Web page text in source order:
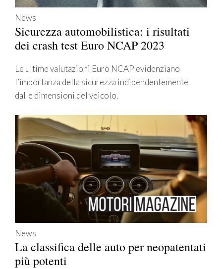
News
Sicurezza automobilistica: i risultati
dei crash test Euro NCAP 2023
Le ultime valutazioni Euro NCAP evidenziano
l’importanza della sicurezza indipendentemente
dalle dimensioni del veicolo.
News
La classifica delle auto per neopatentati
più potenti